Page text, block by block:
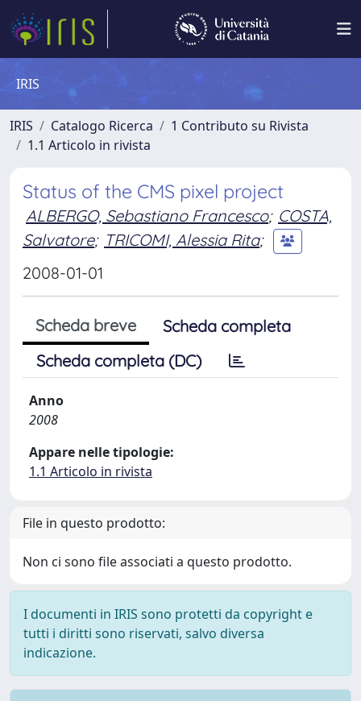
IRIS
IRIS Catalogo Ricerca
1 Contributo su Rivista
1.1 Articolo in rivista
Status of the CMS pixel project
ALBERGO, Sebastiano Francesco; COSTA,
Salvatore; TRICOMI, Alessia Rita;
2008-01-01
Scheda breve
Scheda completa
Scheda completa (DC)
Anno
2008
Appare nelle tipologie:
1.1 Articolo in rivista
File in questo prodotto:
Non ci sono file associati a questo prodotto.
I documenti in IRIS sono protetti da copyright e
tutti i diritti sono riservati, salvo diversa
indicazione.